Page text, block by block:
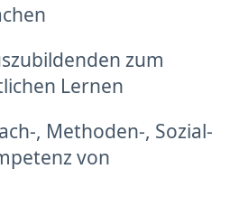
zum
Lernen
, Methoden-, Sozial-
von